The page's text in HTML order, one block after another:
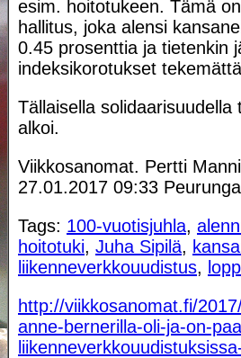
esim. hoitotukeen. Tämä
hallitus, joka alensi
0.45 prosenttia ja tietenkin
indeksikorotukset
Tällaisella
alkoi.
Viikkosanomat. Pertti
27.01.2017 09:33
Tags: 100-vuotisjuhla,
hoitotuki, Juha Sipilä,
liikenneverkkouudistus,
http://viikkosanomat.fi/
anne-bernerilla-oli-ja-on-